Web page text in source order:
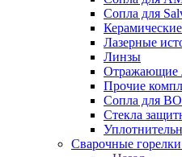
Сопла для
Лазерные
Линзы
Отражающие
Прочие
Сопла для
Стекла
Сварочные